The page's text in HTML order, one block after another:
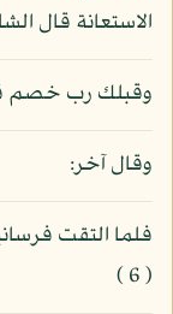
الاستعانة قال
وقبلك رب خصم
وقال آخر:
فلما التقت
( 6 )